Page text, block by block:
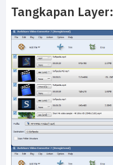
Tangkapan Layer: